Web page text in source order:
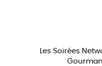
Les Soirées